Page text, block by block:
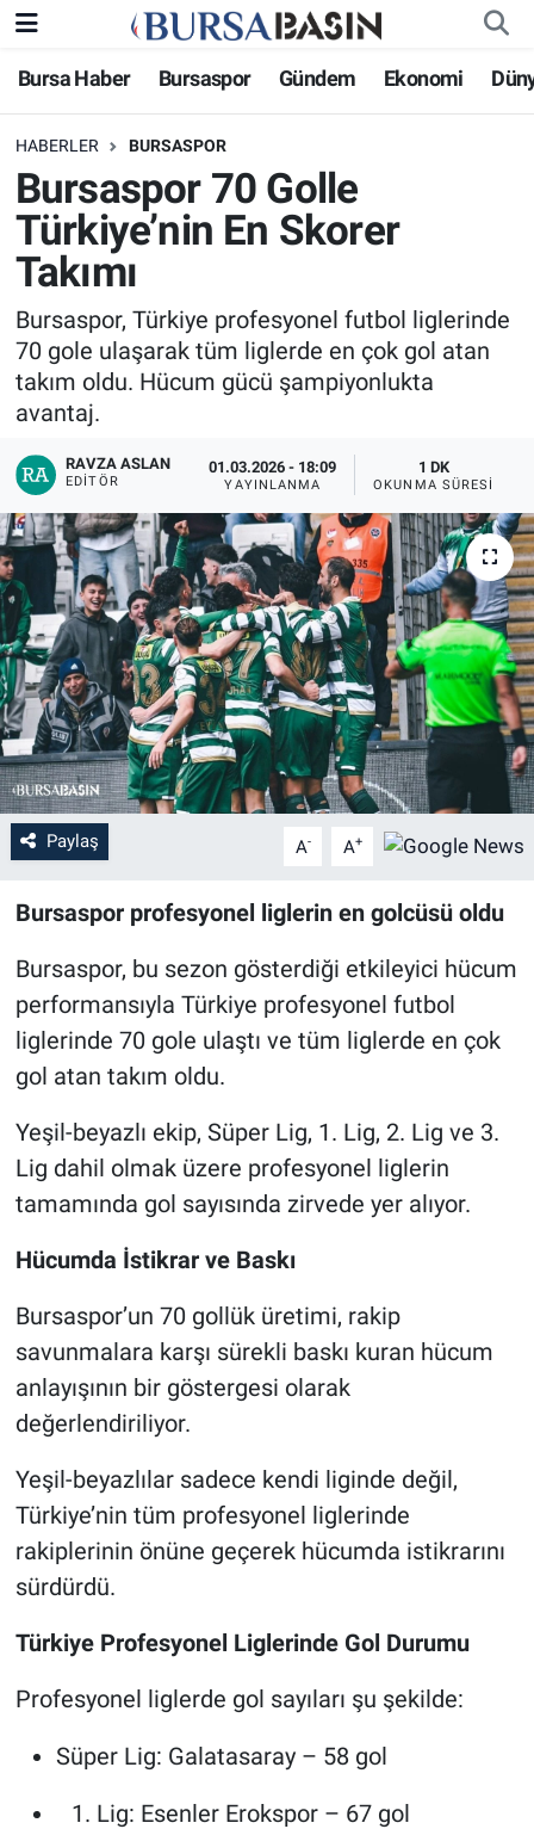
Bursa Haber Bursaspor Gündem Ekonomi
HABERLER BURSASPOR
Bursaspor 70 Golle
Türkiye’nin En Skorer
Takımı
Bursaspor, Türkiye profesyonel futbol liglerinde
70 gole ulaşarak tüm liglerde en çok gol atan
takım oldu. Hücum gücü şampiyonlukta
avantaj.
RAVZA ASLAN
EDITÖR
01.03.2026 - 18:09
YAYINLANMA
1 DK
OKUNMA SÜRESI
Paylaş A- A+
Bursaspor profesyonel liglerin en golcüsü oldu
Bursaspor, bu sezon gösterdiği etkileyici hücum
performansıyla Türkiye profesyonel futbol
liglerinde 70 gole ulaştı ve tüm liglerde en çok
gol atan takım oldu.
Yeşil-beyazlı ekip, Süper Lig, 1. Lig, 2. Lig ve 3.
Lig dahil olmak üzere profesyonel liglerin
tamamında gol sayısında zirvede yer alıyor.
Hücumda İstikrar ve Baskı
Bursaspor’un 70 gollük üretimi, rakip
savunmalara karşı sürekli baskı kuran hücum
anlayışının bir göstergesi olarak
değerlendiriliyor.
Yeşil-beyazlılar sadece kendi liginde değil,
Türkiye’nin tüm profesyonel liglerinde
rakiplerinin önüne geçerek hücumda istikrarını
sürdürdü.
Türkiye Profesyonel Liglerinde Gol Durumu
Profesyonel liglerde gol sayıları şu şekilde:
Süper Lig: Galatasaray – 58 gol
Lig: Esenler Erokspor – 67 gol
Bursa Haber
Genel
Politika
Bilim, Teknoloji
KÜLTÜR-SANAT
Yerel
Bursaspor
Gündem
Sağlık
Eğitim
Ekonomi
Dünya
Teknoloji
Yaşam
Spor
Nöbetçi Eczaneler
Bursa Nöbetçi Eczaneler
Bursa Hava Durumu
Bursa Namaz Vakitleri
Bursa Trafik Yoğunluk Haritası
Süper Lig Puan Durumu ve Fikstür
Tüm Manşetler
Son Dakika Haberleri
Haber Arşivi